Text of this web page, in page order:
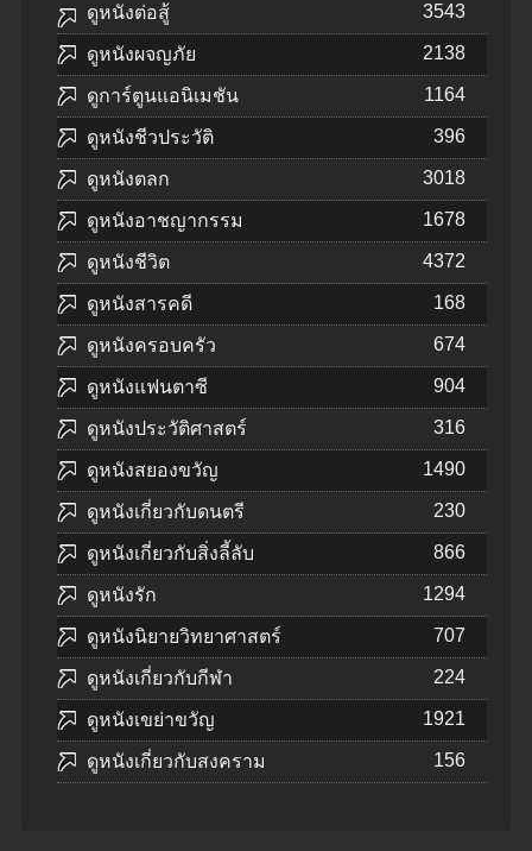
ดูหนังต่อสู้ 3543
ดูหนังผจญภัย 2138
ดูการ์ตูนแอนิเมชัน 1164
ดูหนังชีวประวัติ 396
ดูหนังตลก 3018
ดูหนังอาชญากรรม 1678
ดูหนังชีวิต 4372
ดูหนังสารคดี 168
ดูหนังครอบครัว 674
ดูหนังแฟนตาซี 904
ดูหนังประวัติศาสตร์ 316
ดูหนังสยองขวัญ 1490
ดูหนังเกี่ยวกับดนตรี 230
ดูหนังเกี่ยวกับสิ่งลี้ลับ 866
ดูหนังรัก 1294
ดูหนังนิยายวิทยาศาสตร์ 707
ดูหนังเกี่ยวกับกีฬา 224
ดูหนังเขย่าขวัญ 1921
ดูหนังเกี่ยวกับสงคราม 156